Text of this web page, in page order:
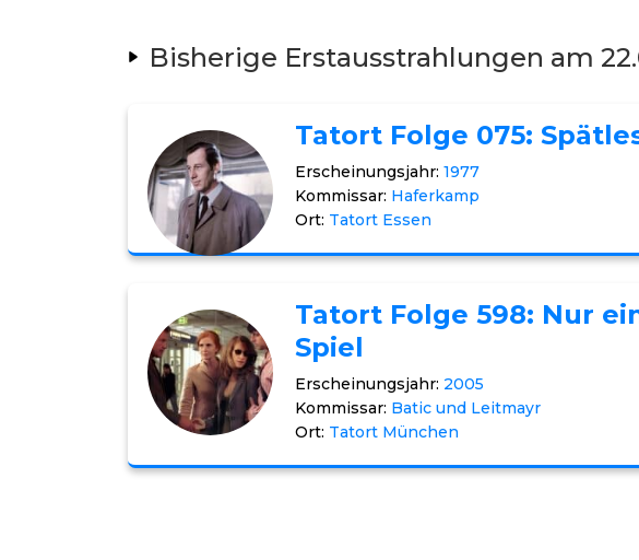
Bisherige Erstausstrahlungen am
Tatort Folge 075:
Erscheinungsjahr: 1977
Kommissar: Haferkamp
Ort: Tatort Essen
Tatort Folge 598: Nur
Spiel
Erscheinungsjahr: 2005
Kommissar: Batic und Leitmayr
Ort: Tatort München